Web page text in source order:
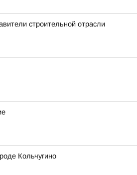
строительной отрасли
Кольчугино